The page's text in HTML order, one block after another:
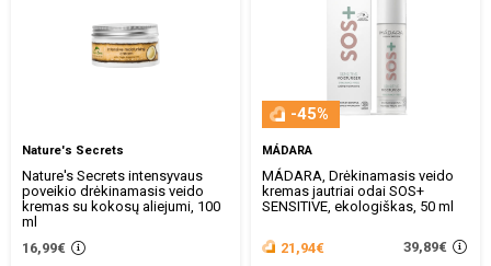
Nature's Secrets
Nature's Secrets intensyvaus
poveikio drėkinamasis veido
kremas su kokosų aliejumi, 100
ml
16,99€
-45%
MÁDARA
MÁDARA, Drėkinamasis veido
kremas jautriai odai SOS+
SENSITIVE, ekologiškas, 50 ml
21,94€ 39,89€